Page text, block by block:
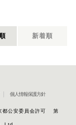
新着順
個人情報保護方針
都公安委員会許可 第